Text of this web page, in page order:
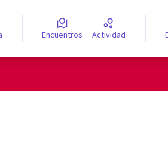
idioma Encuentros Actividad